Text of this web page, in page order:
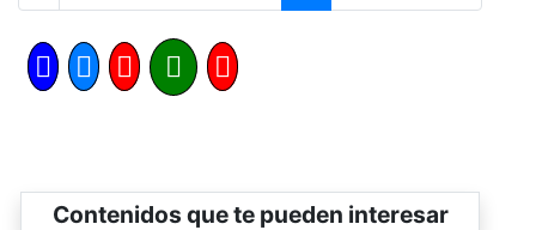
Contenidos que te pueden interesar